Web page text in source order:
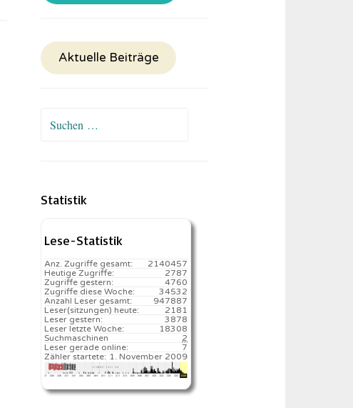
Aktuelle Beiträge
Suchen
Statistik
Lese-Statistik
2140457
Anz. Zugriffe gesamt:
2787
Heutige Zugriffe:
4760
Zugriffe gestern:
34532
Zugriffe diese Woche:
947887
Anzahl Leser gesamt:
2181️
Leser(sitzungen) heute:
3878
Leser gestern:
18308️
Leser letzte Woche:
2
Suchmaschinen
7
Leser gerade online:
1. November 2009
Zähler startete: